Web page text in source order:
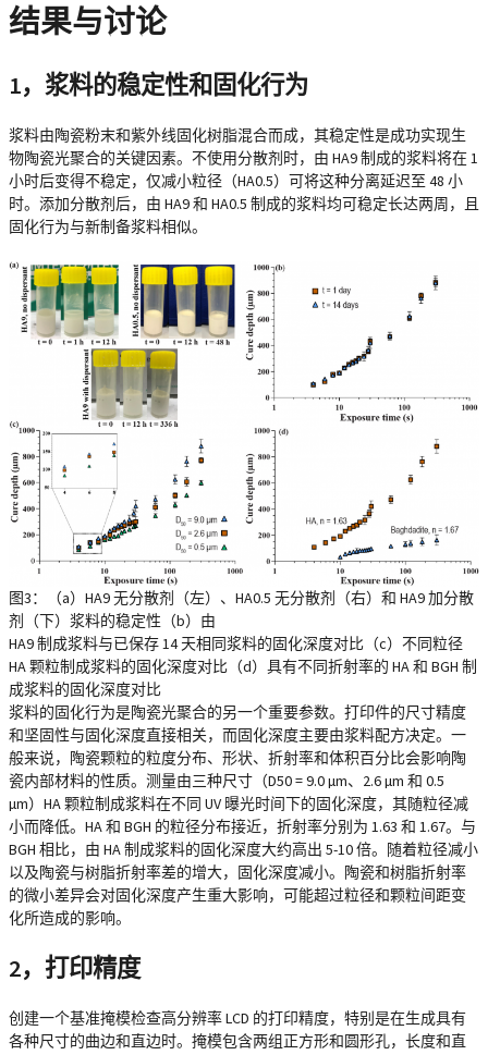
结果与讨论
1，浆料的稳定性和固化行为
浆料由陶瓷粉末和紫外线固化树脂混合而成，其稳定性是成功实现生
物陶瓷光聚合的关键因素。不使用分散剂时，由 HA9 制成的浆料将在 1
小时后变得不稳定，仅减小粒径（HA0.5）可将这种分离延迟至 48 小
时。添加分散剂后，由 HA9 和 HA0.5 制成的浆料均可稳定长达两周，且
固化行为与新制备浆料相似。
图3：（a）HA9 无分散剂（左）、HA0.5 无分散剂（右）和 HA9 加分散
剂（下）浆料的稳定性（b）由
HA9 制成浆料与已保存 14 天相同浆料的固化深度对比（c）不同粒径
HA 颗粒制成浆料的固化深度对比（d）具有不同折射率的 HA 和 BGH 制
成浆料的固化深度对比
浆料的固化行为是陶瓷光聚合的另一个重要参数。打印件的尺寸精度
和坚固性与固化深度直接相关，而固化深度主要由浆料配方决定。一
般来说，陶瓷颗粒的粒度分布、形状、折射率和体积百分比会影响陶
瓷内部材料的性质。测量由三种尺寸（D50 = 9.0 µm、2.6 µm 和 0.5
µm）HA 颗粒制成浆料在不同 UV 曝光时间下的固化深度，其随粒径减
小而降低。HA 和 BGH 的粒径分布接近，折射率分别为 1.63 和 1.67。与
BGH 相比，由 HA 制成浆料的固化深度大约高出 5-10 倍。随着粒径减小
以及陶瓷与树脂折射率差的增大，固化深度减小。陶瓷和树脂折射率
的微小差异会对固化深度产生重大影响，可能超过粒径和颗粒间距变
化所造成的影响。
2，打印精度
创建一个基准掩模检查高分辨率 LCD 的打印精度，特别是在生成具有
各种尺寸的曲边和直边时。掩模包含两组正方形和圆形孔，长度和直